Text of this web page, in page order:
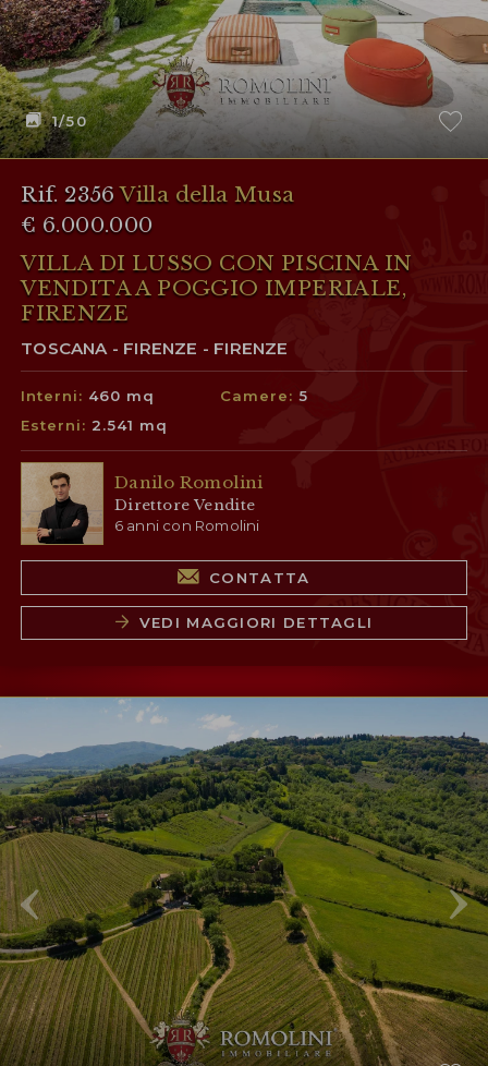
1/50
Rif. 2356Villa della Musa
€ 6.000.000
VILLA DI LUSSO CON PISCINA IN
VENDITA A POGGIO IMPERIALE,
FIRENZE
TOSCANA - FIRENZE - FIRENZE
Interni: 460 mq Camere:5
Esterni: 2.541 mq
Danilo Romolini
Direttore Vendite
6 anni con Romolini
CONTATTA
VEDI MAGGIORI DETTAGLI